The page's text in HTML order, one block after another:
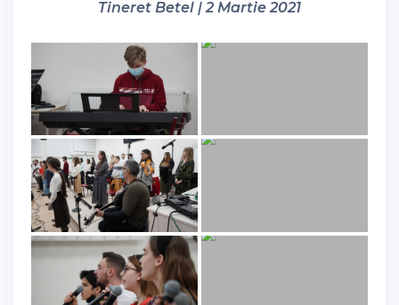
Tineret Betel | 2 Martie 2021